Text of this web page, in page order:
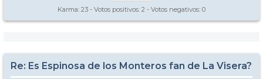
Karma: 23 - Votos positivos: 2 - Votos negativos: 0
Re: Es Espinosa de los Monteros fan de La Visera?